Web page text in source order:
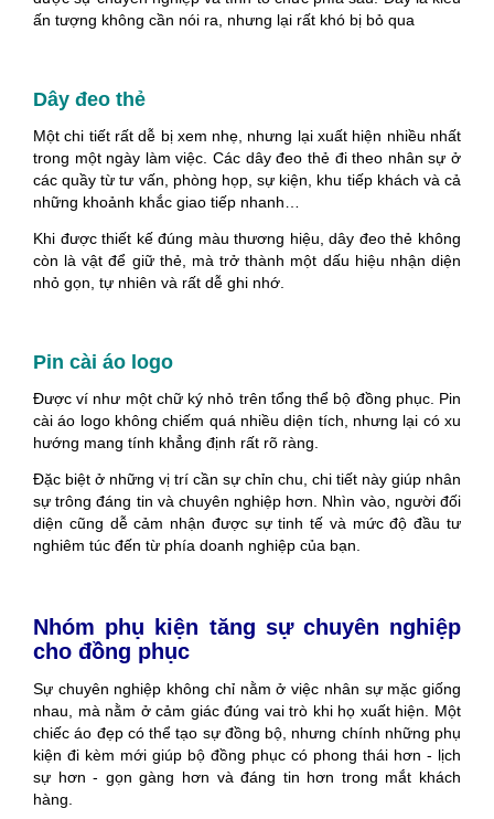
ấn tượng không cần nói ra, nhưng lại rất khó bị bỏ qua
Dây đeo thẻ
Một chi tiết rất dễ bị xem nhẹ, nhưng lại xuất hiện nhiều nhất
trong một ngày làm việc. Các dây đeo thẻ đi theo nhân sự ở
các quầy từ tư vấn, phòng họp, sự kiện, khu tiếp khách và cả
những khoảnh khắc giao tiếp nhanh…
Khi được thiết kế đúng màu thương hiệu, dây đeo thẻ không
còn là vật để giữ thẻ, mà trở thành một dấu hiệu nhận diện
nhỏ gọn, tự nhiên và rất dễ ghi nhớ.
Pin cài áo logo
Được ví như một chữ ký nhỏ trên tổng thể bộ đồng phục. Pin
cài áo logo không chiếm quá nhiều diện tích, nhưng lại có xu
hướng mang tính khẳng định rất rõ ràng.
Đặc biệt ở những vị trí cần sự chỉn chu, chi tiết này giúp nhân
sự trông đáng tin và chuyên nghiệp hơn. Nhìn vào, người đối
diện cũng dễ cảm nhận được sự tinh tế và mức độ đầu tư
nghiêm túc đến từ phía doanh nghiệp của bạn.
Nhóm phụ kiện tăng sự chuyên nghiệp
cho đồng phục
Sự chuyên nghiệp không chỉ nằm ở việc nhân sự mặc giống
nhau, mà nằm ở cảm giác đúng vai trò khi họ xuất hiện. Một
chiếc áo đẹp có thể tạo sự đồng bộ, nhưng chính những phụ
kiện đi kèm mới giúp bộ đồng phục có phong thái hơn - lịch
sự hơn - gọn gàng hơn và đáng tin hơn trong mắt khách
hàng.